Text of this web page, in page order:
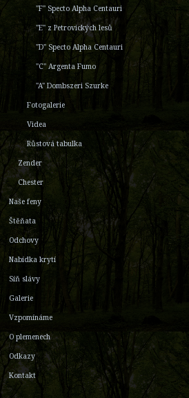
"F" Specto Alpha Centauri
"E" z Petrovických lesů
"D" Specto Alpha Centauri
"C" Argenta Fumo
"A" Dombszeri Szurke
Fotogalerie
Videa
Růstová tabulka
Zender
Chester
Naše feny
Štěňata
Odchovy
Nabídka krytí
Síň slávy
Galerie
Vzpomínáme
O plemenech
Odkazy
Kontakt